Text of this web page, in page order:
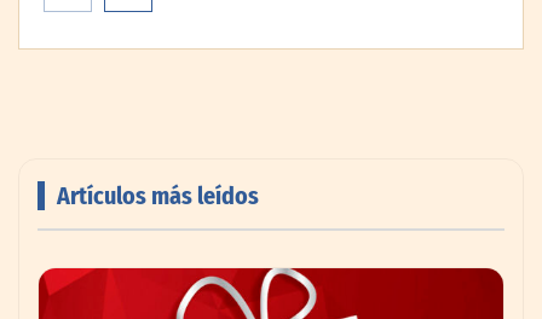
transforman espacios de la mano de Tormo
Artículos más leídos